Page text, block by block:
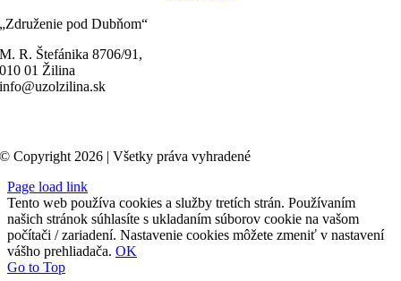
„Združenie pod Dubňom“
M. R. Štefánika 8706/91,
010 01 Žilina
info@uzolzilina.sk
© Copyright 2026 | Všetky práva vyhradené
Page load link
Tento web používa cookies a služby tretích strán. Používaním
našich stránok súhlasíte s ukladaním súborov cookie na vašom
počítači / zariadení. Nastavenie cookies môžete zmeniť v nastavení
vášho prehliadača. OK
Go to Top